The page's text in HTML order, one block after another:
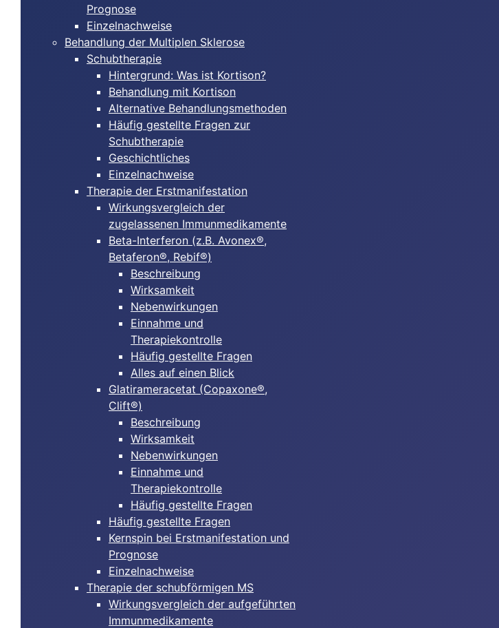
Prognose
Einzelnachweise
Behandlung der Multiplen Sklerose
Schubtherapie
Hintergrund: Was ist Kortison?
Behandlung mit Kortison
Alternative Behandlungsmethoden
Häufig gestellte Fragen zur
Schubtherapie
Geschichtliches
Einzelnachweise
Therapie der Erstmanifestation
Wirkungsvergleich der
zugelassenen Immunmedikamente
Beta-Interferon (z.B. Avonex®,
Betaferon®, Rebif®)
Beschreibung
Wirksamkeit
Nebenwirkungen
Einnahme und
Therapiekontrolle
Häufig gestellte Fragen
Alles auf einen Blick
Glatirameracetat (Copaxone®,
Clift®)
Beschreibung
Wirksamkeit
Nebenwirkungen
Einnahme und
Therapiekontrolle
Häufig gestellte Fragen
Häufig gestellte Fragen
Kernspin bei Erstmanifestation und
Prognose
Einzelnachweise
Therapie der schubförmigen MS
Wirkungsvergleich der aufgeführten
Immunmedikamente